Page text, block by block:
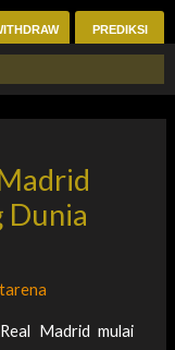
PREDIKSI
Dunia
Madrid mulai